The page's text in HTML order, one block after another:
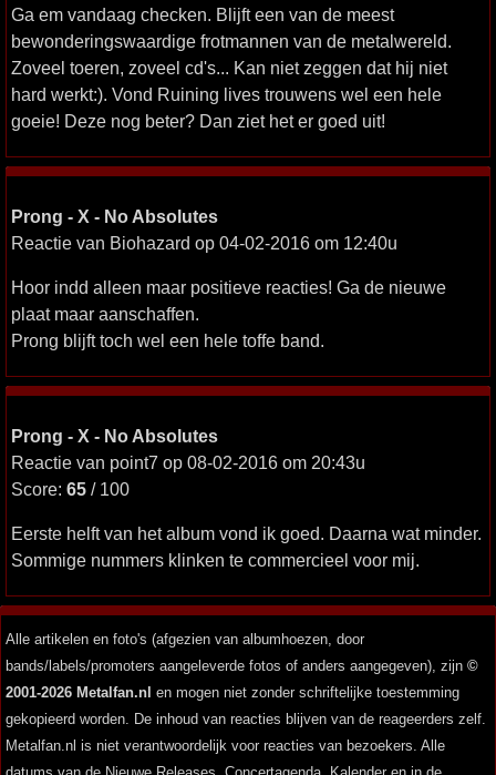
Ga em vandaag checken. Blijft een van de meest
bewonderingswaardige frotmannen van de metalwereld.
Zoveel toeren, zoveel cd's... Kan niet zeggen dat hij niet
hard werkt:). Vond Ruining lives trouwens wel een hele
goeie! Deze nog beter? Dan ziet het er goed uit!
Prong - X - No Absolutes
Reactie van Biohazard op 04-02-2016 om 12:40u
Hoor indd alleen maar positieve reacties! Ga de nieuwe
plaat maar aanschaffen.
Prong blijft toch wel een hele toffe band.
Prong - X - No Absolutes
Reactie van point7 op 08-02-2016 om 20:43u
Score: 65 / 100
Eerste helft van het album vond ik goed. Daarna wat minder.
Sommige nummers klinken te commercieel voor mij.
Alle artikelen en foto's (afgezien van albumhoezen, door
bands/labels/promoters aangeleverde fotos of anders aangegeven), zijn ©
2001-2026 Metalfan.nl en mogen niet zonder schriftelijke toestemming
gekopieerd worden. De inhoud van reacties blijven van de reageerders zelf.
Metalfan.nl is niet verantwoordelijk voor reacties van bezoekers. Alle